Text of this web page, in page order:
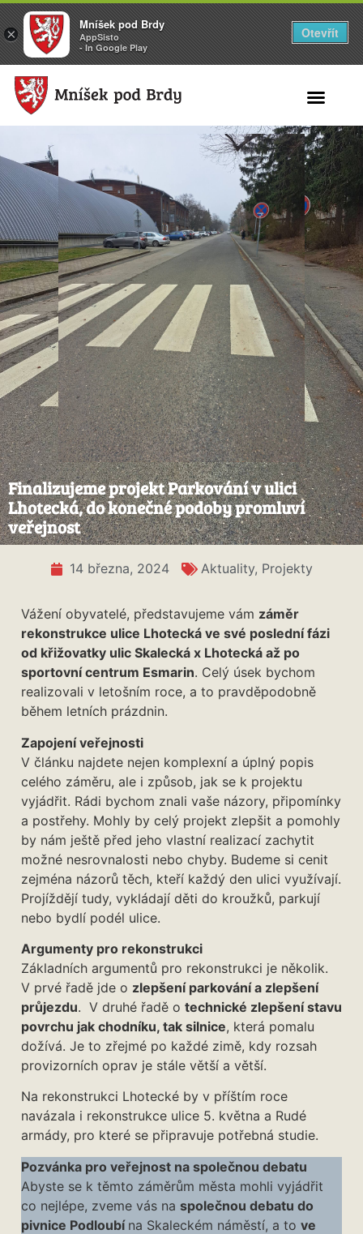
Finalizujeme projekt Parkování v ulici
Lhotecká, do konečné podoby promluví
veřejnost
14 března, 2024 Aktuality, Projekty
Vážení obyvatelé, představujeme vám záměr
rekonstrukce ulice Lhotecká ve své poslední fázi
od křižovatky ulic Skalecká x Lhotecká až po
sportovní centrum Esmarin. Celý úsek bychom
realizovali v letošním roce, a to pravděpodobně
během letních prázdnin.
Zapojení veřejnosti
V článku najdete nejen komplexní a úplný popis
celého záměru, ale i způsob, jak se k projektu
vyjádřit. Rádi bychom znali vaše názory, připomínky
a postřehy. Mohly by celý projekt zlepšit a pomohly
by nám ještě před jeho vlastní realizací zachytit
možné nesrovnalosti nebo chyby. Budeme si cenit
zejména názorů těch, kteří každý den ulici využívají.
Projíždějí tudy, vykládají děti do kroužků, parkují
nebo bydlí podél ulice.
Argumenty pro rekonstrukci
Základních argumentů pro rekonstrukci je několik.
V prvé řadě jde o zlepšení parkování a zlepšení
průjezdu. V druhé řadě o technické zlepšení stavu
povrchu jak chodníku, tak silnice, která pomalu
dožívá. Je to zřejmé po každé zimě, kdy rozsah
provizorních oprav je stále větší a větší.
Na rekonstrukci Lhotecké by v příštím roce
navázala i rekonstrukce ulice 5. května a Rudé
armády, pro které se připravuje potřebná studie.
Pozvánka pro veřejnost na společnou debatu
Abyste se k těmto záměrům města mohli vyjádřit
co nejlépe, zveme vás na společnou debatu do
pivnice Podloubí na Skaleckém náměstí, a to ve
×
Mníšek pod Brdy
AppSisto
- In Google Play
Otevřít